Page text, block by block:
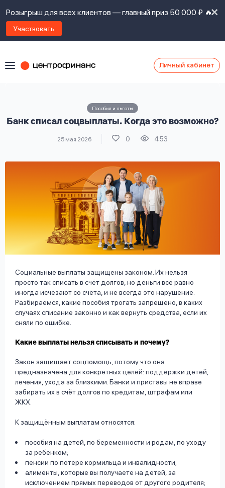
Розыгрыш для всех клиентов — главный приз 50 000 ₽ 🔥
Участвовать
Личный кабинет
Пособия и льготы
Банк списал соцвыплаты. Когда это возможно?
25 мая 2026 0 453
Социальные выплаты защищены законом. Их нельзя
просто так списать в счёт долгов, но деньги всё равно
иногда исчезают со счёта, и не всегда это нарушение.
Разбираемся, какие пособия трогать запрещено, в каких
случаях списание законно и как вернуть средства, если их
сняли по ошибке.
Какие выплаты нельзя списывать и почему?
Закон защищает соцпомощь, потому что она
предназначена для конкретных целей: поддержки детей,
лечения, ухода за близкими. Банки и приставы не вправе
забирать их в счёт долгов по кредитам, штрафам или
ЖКХ.
К защищённым выплатам относятся:
пособия на детей, по беременности и родам, по уходу
за ребёнком;
пенсии по потере кормильца и инвалидности;
алименты, которые вы получаете на детей, за
исключением прямых переводов от другого родителя;
Оформить заявку
Наши
Задать
вопрос
Ответы
вопросы
с
предоставления
политикой
согласие
обработку
личных
данных